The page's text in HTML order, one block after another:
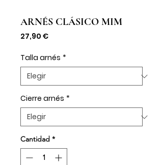
ARNÉS CLÁSICO MIM
27,90 €Precio
Talla arnés *
Cierre arnés *
Cantidad *